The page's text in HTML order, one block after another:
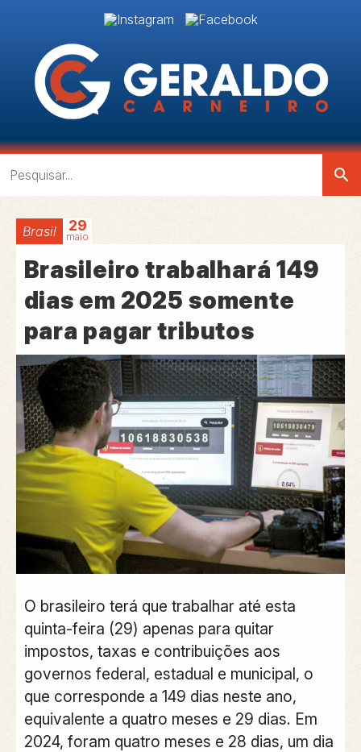
search
Brasil 29
maio
Brasileiro trabalhará 149
dias em 2025 somente
para pagar tributos
O brasileiro terá que trabalhar até esta
quinta-feira (29) apenas para quitar
impostos, taxas e contribuições aos
governos federal, estadual e municipal, o
que corresponde a 149 dias neste ano,
equivalente a quatro meses e 29 dias. Em
2024, foram quatro meses e 28 dias, um dia